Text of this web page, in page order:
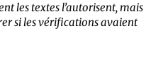
les textes l’autorisent, mais
si les vérifications avaient